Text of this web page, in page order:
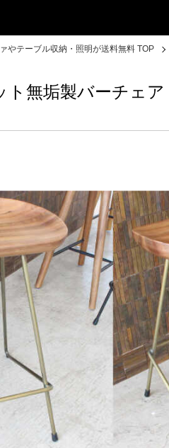
やテーブル収納・照明が送料無料 TOP
無垢製バーチェア